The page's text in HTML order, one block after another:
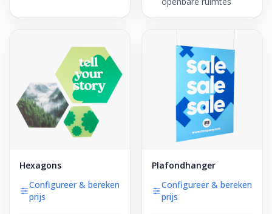
Hexagons
Configureer & bereken
prijs
Plafondhanger
Configureer & bereken
prijs